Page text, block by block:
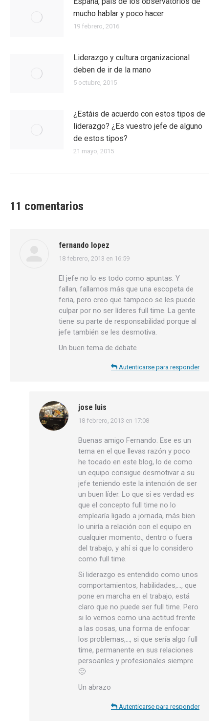
mucho hablar y poco hacer
19 febrero, 2016
Liderazgo y cultura organizacional
deben de ir de la mano
5 octubre, 2015
¿Estáis de acuerdo con estos tipos de
liderazgo? ¿Es vuestro jefe de alguno
de estos tipos?
21 mayo, 2015
11 comentarios
fernando lopez
dice:
18 febrero, 2013 en 16:59
El jefe no lo es todo como apuntas. Y
fallan, fallamos más que una escopeta de
feria, pero creo que tampoco se les puede
culpar por no ser líderes full time. La gente
tiene su parte de responsabilidad porque al
jefe también se les desmotiva.
Un buen tema de debate
Autenticarse para responder
jose luis
dice:
18 febrero, 2013 en 17:08
Buenas amigo Fernando. Ese es un
tema en el que llevas razón y poco
he tocado en este blog, lo de como
un equipo consigue desmotivar a su
jefe teniendo este la intención de ser
un buen líder. Lo que si es verdad es
que el concepto full time no lo
emplearía ligado a jornada, más bien
lo uniría a relación con el equipo en
cualquier momento., dentro o fuera
del trabajo, y ahí si que lo considero
como full time.
Si liderazgo es entendido como unos
comportamientos, habilidades,…, que
pone en marcha en el trabajo, está
claro que no puede ser full time. Pero
si lo vemos como una actitud frente
a las cosas, una forma de enfocar
los problemas,…, si que sería algo full
time, permanente en sus relaciones
persoanles y profesionales siempre
🙂
Un abrazo
Autenticarse para responder